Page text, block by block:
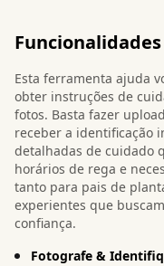
Funcionalidades
Esta ferramenta ajuda
obter instruções de
fotos. Basta fazer
receber a identificação
detalhadas de cuidado
horários de rega e
tanto para pais de
experientes que
confiança.
Fotografe &